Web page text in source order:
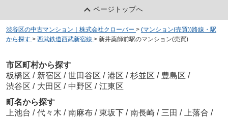
ページトップへ
渋谷区の中古マンション｜株式会社クローバー > (マンション(売買))路線・駅
から探す > 西武鉄道西武新宿線 > 新井薬師前駅のマンション(売買)
市区町村から探す
板橋区 / 新宿区 / 世田谷区 / 港区 / 杉並区 / 豊島区 /
渋谷区 / 大田区 / 中野区 / 江東区
町名から探す
上池台 / 代々木 / 南麻布 / 東坂下 / 南長崎 / 三田 / 上落合 /